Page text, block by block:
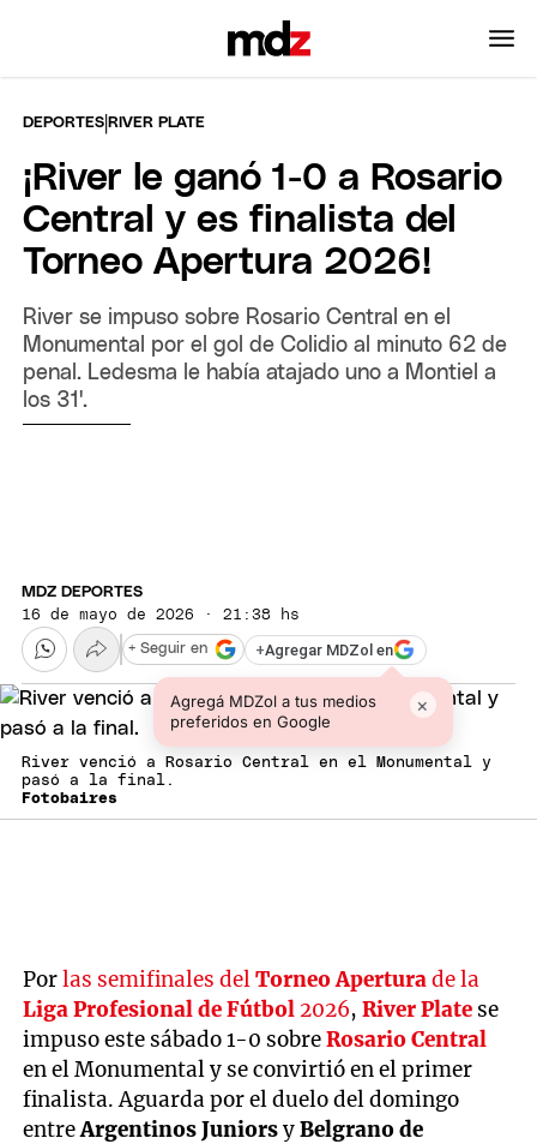
DEPORTES |RIVER PLATE
¡River le ganó 1-0 a Rosario
Central y es finalista del
Torneo Apertura 2026!
River se impuso sobre Rosario Central en el
Monumental por el gol de Colidio al minuto 62 de
penal. Ledesma le había atajado uno a Montiel a
los 31'.
MDZ DEPORTES
16 de mayo de 2026 · 21:38 hs
+Agregar MDZol en
Agregá MDZol a tus medios
preferidos en Google
×
+ Seguir en
River venció a Rosario Central en el Monumental y
pasó a la final.
Fotobaires
Porlas semifinales delTorneo Aperturade la
Liga Profesional de Fútbol 2026,River Plate se
impuso este sábado 1-0 sobreRosario Central
en el Monumental y se convirtió en el primer
finalista. Aguarda por el duelo del domingo
entreArgentinos JuniorsyBelgrano de